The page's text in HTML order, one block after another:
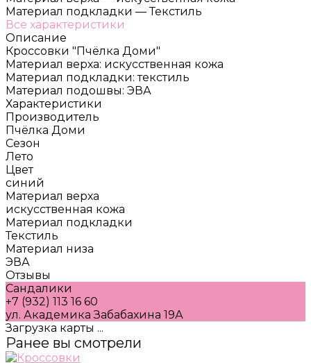
Материал подкладки — Текстиль
Все характеристики
Описание
Кроссовки "Пчёлка Доми"
Материал верха: искусственная кожа
Материал подкладки: текстиль
Материал подошвы: ЭВА
Характеристики
Производитель
Пчёлка Доми
Сезон
Лето
Цвет
синий
Материал верха
искусственная кожа
Материал подкладки
Текстиль
Материал низа
ЭВА
Отзывы
Сандалики
+7 (932) 113 16 60
ул. Академика Забабахина 19А
Загрузка карты ...
Ранее вы смотрели